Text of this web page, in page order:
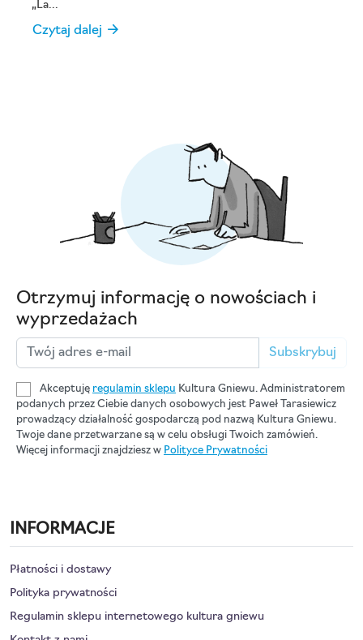
„La...
Czytaj dalej →
Otrzymuj informację o nowościach i
wyprzedażach
Subskrybuj
Akceptuję regulamin sklepu Kultura Gniewu. Administratorem
podanych przez Ciebie danych osobowych jest Paweł Tarasiewicz
prowadzący działalność gospodarczą pod nazwą Kultura Gniewu.
Twoje dane przetwarzane są w celu obsługi Twoich zamówień.
Więcej informacji znajdziesz w Polityce Prywatności
INFORMACJE
Płatności i dostawy
Polityka prywatności
Regulamin sklepu internetowego kultura gniewu